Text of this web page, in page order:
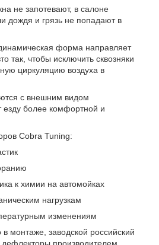
не запотевают, в салоне
дождя и грязь не попадают в
форма направляет
так, чтобы исключить сквозняки
циркуляцию воздуха в
с внешним видом
более комфортной и
Cobra Tuning:
к химии на автомойках
нагрузкам
изменениям
в монтаже, заводской российский
дефлекторы производителем